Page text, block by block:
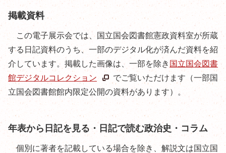
掲載資料
この電子展示会では、国立国会図書館憲政資料室が所蔵
する日記資料のうち、一部のデジタル化が済んだ資料を紹
介しています。掲載した画像は、一部を除き 国立国会図書
館デジタルコレクション
でご覧いただけます（一部国
立国会図書館館内限定公開の資料があります）。
年表から日記を見る・日記で読む政治史・コラム
個別に著者を記載している場合を除き、解説文は国立国